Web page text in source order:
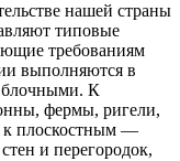
нашей страны
типовые
требованиям
выполняются в
блочными. К
фермы, ригели,
к плоскостным —
и перегородок,